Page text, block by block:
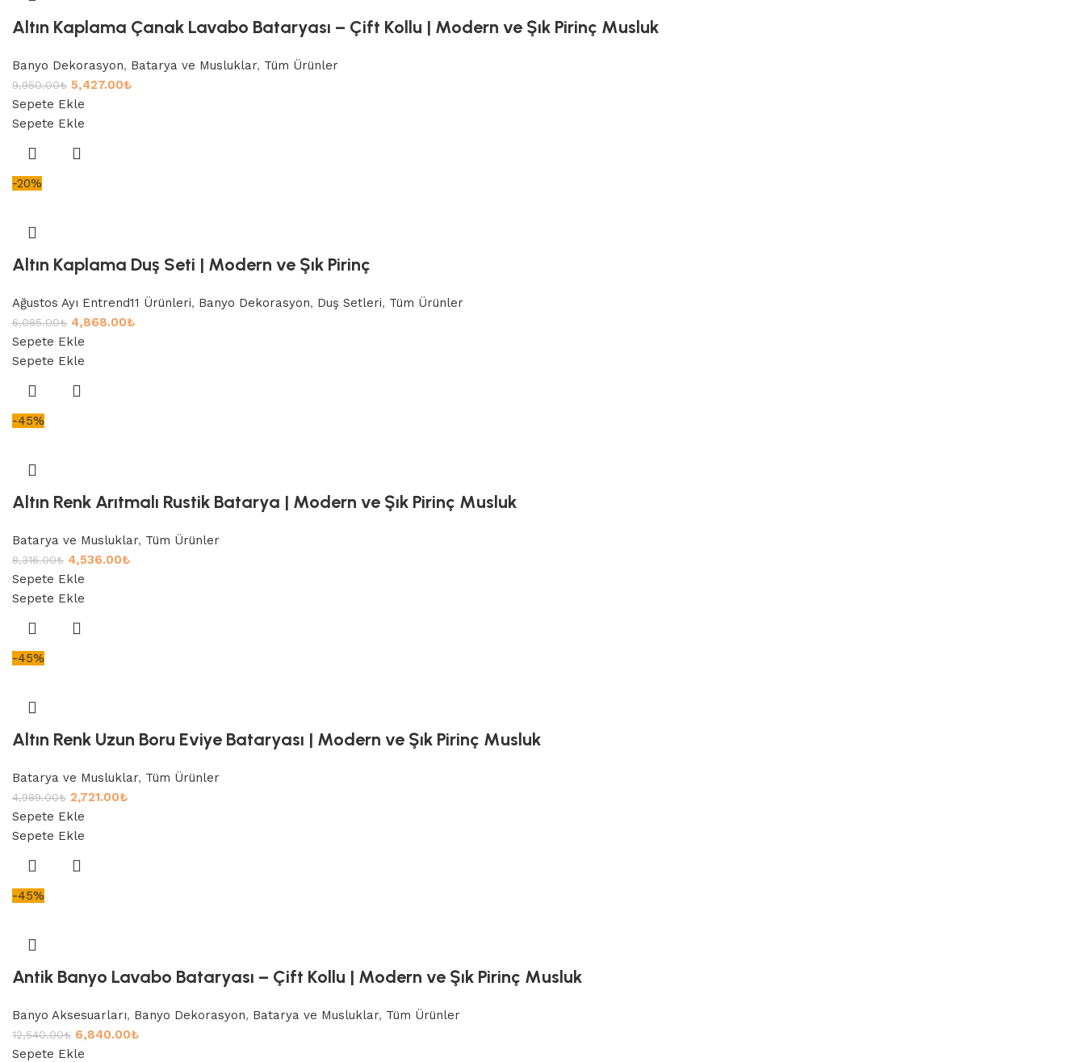
Altın Kaplama Çanak Lavabo Bataryası – Çift Kollu | Modern ve Şık Pirinç Musluk
Banyo Dekorasyon, Batarya ve Musluklar, Tüm Ürünler
9,950.00₺ 5,427.00₺
Sepete Ekle
Sepete Ekle
-20%
Altın Kaplama Duş Seti | Modern ve Şık Pirinç
Ağustos Ayı Entrend11 Ürünleri, Banyo Dekorasyon, Duş Setleri, Tüm Ürünler
6,085.00₺ 4,868.00₺
Sepete Ekle
Sepete Ekle
-45%
Altın Renk Arıtmalı Rustik Batarya | Modern ve Şık Pirinç Musluk
Batarya ve Musluklar, Tüm Ürünler
8,316.00₺ 4,536.00₺
Sepete Ekle
Sepete Ekle
-45%
Altın Renk Uzun Boru Eviye Bataryası | Modern ve Şık Pirinç Musluk
Batarya ve Musluklar, Tüm Ürünler
4,989.00₺ 2,721.00₺
Sepete Ekle
Sepete Ekle
-45%
Antik Banyo Lavabo Bataryası – Çift Kollu | Modern ve Şık Pirinç Musluk
Banyo Aksesuarları, Banyo Dekorasyon, Batarya ve Musluklar, Tüm Ürünler
12,540.00₺ 6,840.00₺
Sepete Ekle